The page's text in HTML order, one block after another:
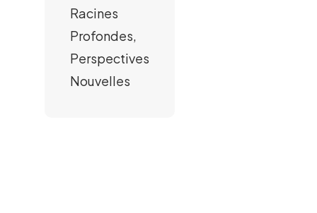
Racines
Profondes,
Perspectives
Nouvelles